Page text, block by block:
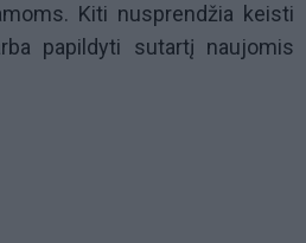
Kiti nusprendžia keisti
papildyti sutartį naujomis